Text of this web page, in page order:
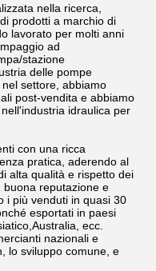
nella ricerca,
prodotti a marchio di
lavorato per molti anni
ad
stazione
delle pompe
settore, abbiamo
post-vendita e abbiamo
idraulica per
con una ricca
pratica, aderendo al
alta qualità e rispetto dei
reputazione e
i più venduti in quasi 30
esportati in paesi
ecc.
nazionali e
lo sviluppo comune, e